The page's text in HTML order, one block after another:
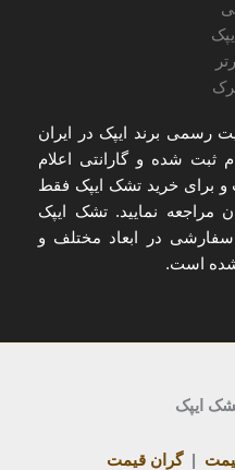
رسمی برند ایپک در ایران
ثبت شده و گارانتی اعلام
و برایخرید تشک ایپک فقط
مراجعه نمایید. تشک ایپک
در ابعاد مختلف و
شده است.
ایپک
|گران قیمت